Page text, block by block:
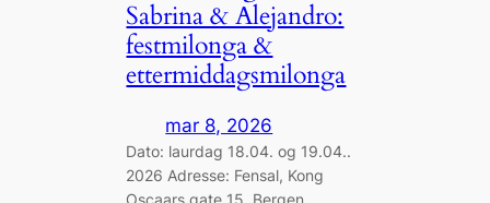
Sabrina & Alejandro:
festmilonga &
ettermiddagsmilonga
mar 8, 2026
Dato: laurdag 18.04. og 19.04..
2026 Adresse: Fensal, Kong
Oscaars gate 15, Bergen